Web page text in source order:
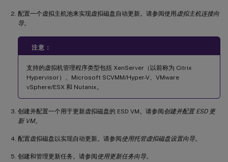
配置一个虚拟主机池来实现虚拟磁盘自动更新。请参阅使用 虚拟主机连接向
导。
注意：
支持的虚拟机管理程序类型包括 XenServer（以前称为 Citrix
Hypervisor）、Microsoft SCVMM/Hyper-V、VMware
vSphere/ESX 和 Nutanix。
创建并配置一个用于更新虚拟磁盘的 ESD VM。请参阅创建并配置 ESD 更
新 VM。
配置虚拟磁盘以实现自动更新。请参阅使用托管虚拟磁盘设置向导。
创建和管理更新任务。请参阅使用更新任务向导。